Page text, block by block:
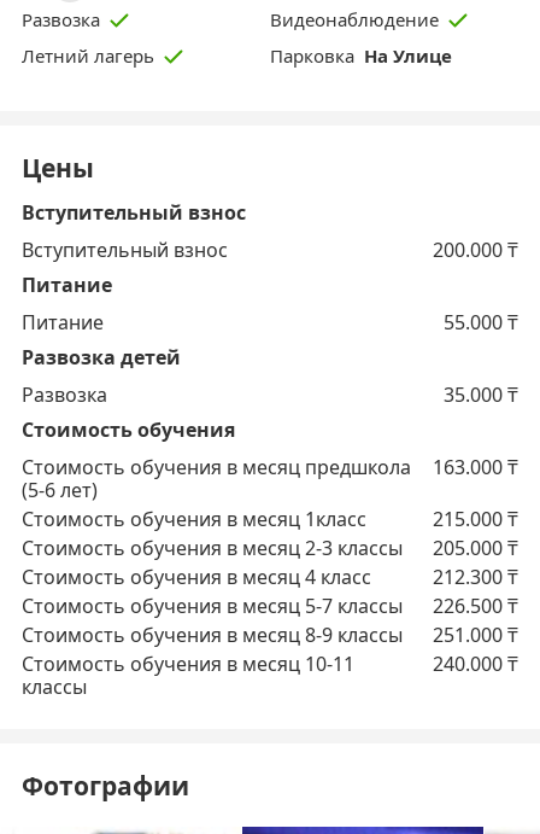
Развозка
Видеонаблюдение
Летний лагерь
Парковка На Улице
Цены
Вступительный взнос
Вступительный взнос
200.000₸
Питание
Питание
55.000₸
Развозка детей
Развозка
35.000₸
Стоимость обучения
Стоимость обучения в месяц предшкола
(5-6 лет)
163.000₸
Стоимость обучения в месяц 1класс
215.000₸
Стоимость обучения в месяц 2-3 классы
205.000₸
Стоимость обучения в месяц 4 класс
212.300₸
Стоимость обучения в месяц 5-7 классы
226.500₸
Стоимость обучения в месяц 8-9 классы
251.000₸
Стоимость обучения в месяц 10-11
классы
240.000₸
Фотографии